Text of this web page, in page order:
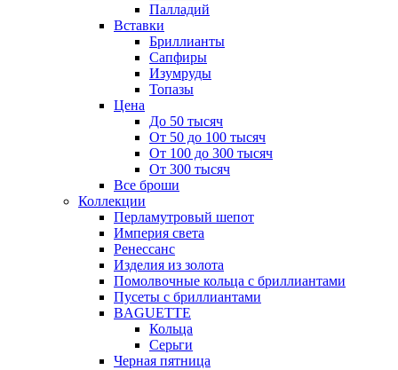
Палладий
Вставки
Бриллианты
Сапфиры
Изумруды
Топазы
Цена
До 50 тысяч
От 50 до 100 тысяч
От 100 до 300 тысяч
От 300 тысяч
Все броши
Коллекции
Перламутровый шепот
Империя света
Ренессанс
Изделия из золота
Помолвочные кольца с бриллиантами
Пусеты с бриллиантами
BAGUETTE
Кольца
Серьги
Черная пятница